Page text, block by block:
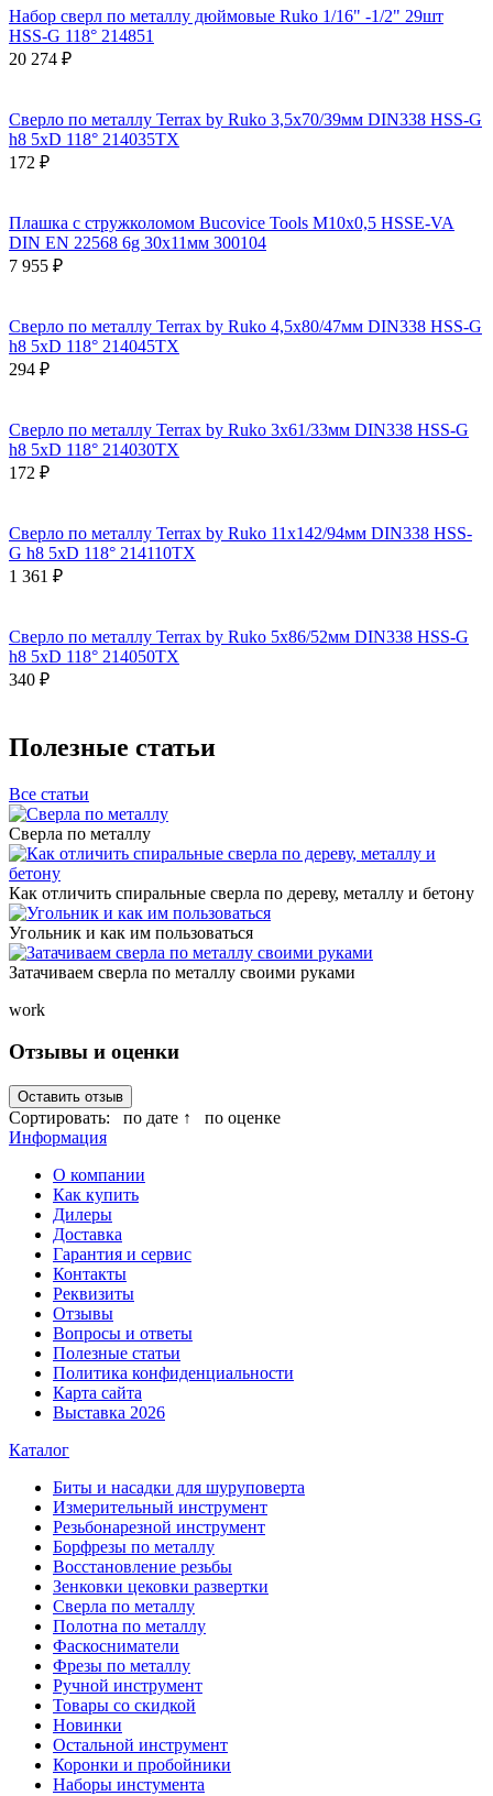
Набор сверл по металлу дюймовые Ruko 1/16" -1/2" 29шт
HSS-G 118° 214851
20 274 ₽
Сверло по металлу Terrax by Ruko 3,5x70/39мм DIN338 HSS-G
h8 5xD 118° 214035TX
172 ₽
Плашка с стружколомом Bucovice Tools М10х0,5 HSSE-VA
DIN EN 22568 6g 30х11мм 300104
7 955 ₽
Сверло по металлу Terrax by Ruko 4,5x80/47мм DIN338 HSS-G
h8 5xD 118° 214045TX
294 ₽
Сверло по металлу Terrax by Ruko 3x61/33мм DIN338 HSS-G
h8 5xD 118° 214030TX
172 ₽
Сверло по металлу Terrax by Ruko 11x142/94мм DIN338 HSS-
G h8 5xD 118° 214110TX
1 361 ₽
Сверло по металлу Terrax by Ruko 5x86/52мм DIN338 HSS-G
h8 5xD 118° 214050TX
340 ₽
Полезные статьи
Все статьи
Сверла по металлу
Как отличить спиральные сверла по дереву, металлу и бетону
Угольник и как им пользоваться
Затачиваем сверла по металлу своими руками
work
Отзывы и оценки
Оставить отзыв
Сортировать: по дате ↑
по оценке
Информация
О компании
Как купить
Дилеры
Доставка
Гарантия и сервис
Контакты
Реквизиты
Отзывы
Вопросы и ответы
Полезные статьи
Политика конфиденциальности
Карта сайта
Выставка 2026
Каталог
Биты и насадки для шуруповерта
Измерительный инструмент
Резьбонарезной инструмент
Борфрезы по металлу
Восстановление резьбы
Зенковки цековки развертки
Сверла по металлу
Полотна по металлу
Фаскосниматели
Фрезы по металлу
Ручной инструмент
Товары со скидкой
Новинки
Остальной инструмент
Коронки и пробойники
Наборы инстумента